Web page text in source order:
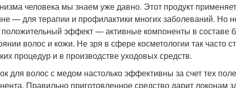
человека мы знаем уже давно. Этот продукт
— для терапии и профилактики многих заболеваний. Но
эффект — активные компоненты в составе
волос и кожи. Не зря в сфере косметологии так часто
процедур и в производстве уходовых средств.
для волос с медом настолько эффективны за счет тех
Правильно приготовленное средство дарит локонам